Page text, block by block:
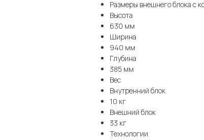
Размеры внешнего блока с
Высота
630 мм
Ширина
940 мм
Глубина
385 мм
Вес
Внутренний блок
10 кг
Внешний блок
33 кг
Технологии